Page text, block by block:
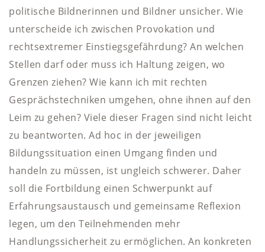
politische Bildnerinnen und Bildner unsicher. Wie
unterscheide ich zwischen Provokation und
rechtsextremer Einstiegsgefährdung? An welchen
Stellen darf oder muss ich Haltung zeigen, wo
Grenzen ziehen? Wie kann ich mit rechten
Gesprächstechniken umgehen, ohne ihnen auf den
Leim zu gehen? Viele dieser Fragen sind nicht leicht
zu beantworten. Ad hoc in der jeweiligen
Bildungssituation einen Umgang finden und
handeln zu müssen, ist ungleich schwerer. Daher
soll die Fortbildung einen Schwerpunkt auf
Erfahrungsaustausch und gemeinsame Reflexion
legen, um den Teilnehmenden mehr
Handlungssicherheit zu ermöglichen. An konkreten